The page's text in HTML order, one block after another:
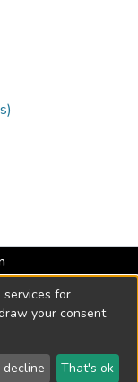
hasta 2026 -
2018
2026 LYRASIS
services for
your consent
decline That's ok